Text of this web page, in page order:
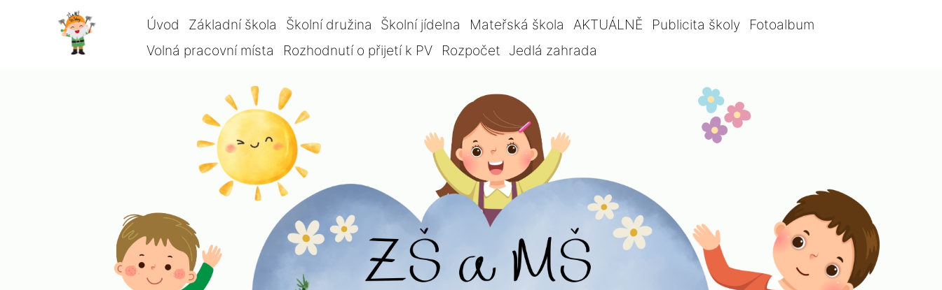
Úvod Základní škola Školní družina Školní jídelna Mateřská škola AKTUÁLNĚ Publicita školy
Fotoalbum
Volná pracovní místa
Rozhodnutí o přijetí k PV Rozpočet Jedlá zahrada